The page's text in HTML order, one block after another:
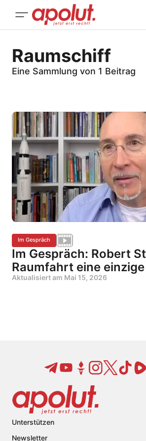
Raumschiff
Eine Sammlung von 1 Beitrag
Im Gespräch
Im Gespräch: Robert
Raumfahrt eine
Aktualisiert am Mai 15, 2026
Unterstützen
Newsletter